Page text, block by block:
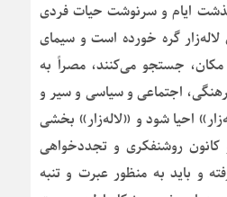
ایام و سرنوشت حیات فردی
لاله‌زار گره خورده است و سیمای
جستجو می‌کنند، مصراً به
اجتماعی و سیاسی و سیر و
احیا شود و «لاله‌زار» بخشی
کانون روشنفکری و تجددخواهی
و باید به منظور عبرت و تنبه